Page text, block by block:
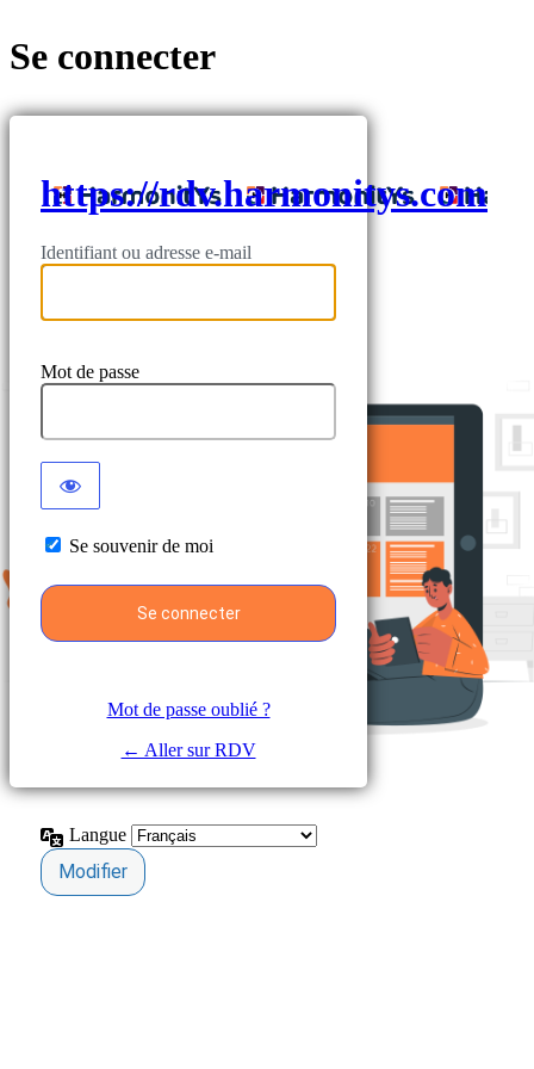
Se connecter
https://rdv.harmonitys.com
Identifiant ou adresse e-mail
Mot de passe
Se souvenir de moi
Mot de passe oublié ?
← Aller sur RDV
Langue